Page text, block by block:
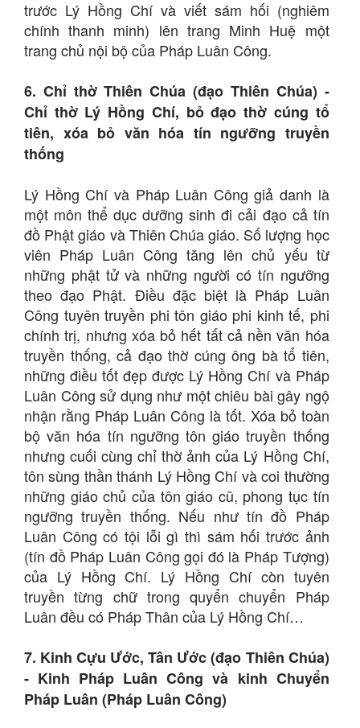
trước Lý Hồng Chí và viết sám hối (nghiêm
chính thanh minh) lên trang Minh Huệ một
trang chủ nội bộ của Pháp Luân Công.
6. Chỉ thờ Thiên Chúa (đạo Thiên Chúa) -
Chỉ thờ Lý Hồng Chí, bỏ đạo thờ cúng tổ
tiên, xóa bỏ văn hóa tín ngưỡng truyền
thống
Lý Hồng Chí và Pháp Luân Công giả danh là
một môn thể dục dưỡng sinh đi cải đạo cả tín
đồ Phật giáo và Thiên Chúa giáo. Số lượng học
viên Pháp Luân Công tăng lên chủ yếu từ
những phật tử và những người có tín ngưỡng
theo đạo Phật. Điều đặc biệt là Pháp Luân
Công tuyên truyền phi tôn giáo phi kinh tế, phi
chính trị, nhưng xóa bỏ hết tất cả nền văn hóa
truyền thống, cả đạo thờ cúng ông bà tổ tiên,
những điều tốt đẹp được Lý Hồng Chí và Pháp
Luân Công sử dụng như một chiêu bài gây ngộ
nhận rằng Pháp Luân Công là tốt. Xóa bỏ toàn
bộ văn hóa tín ngưỡng tôn giáo truyền thống
nhưng cuối cùng chỉ thờ ảnh của Lý Hồng Chí,
tôn sùng thần thánh Lý Hồng Chí và coi thường
những giáo chủ của tôn giáo cũ, phong tục tín
ngưỡng truyền thống. Nếu như tín đồ Pháp
Luân Công có tội lỗi gì thì sám hối trước ảnh
(tín đồ Pháp Luân Công gọi đó là Pháp Tượng)
của Lý Hồng Chí. Lý Hồng Chí còn tuyên
truyền từng chữ trong quyển chuyển Pháp
Luân đều có Pháp Thân của Lý Hồng Chí…
7. Kinh Cựu Ước, Tân Ước (đạo Thiên Chúa)
- Kinh Pháp Luân Công và kinh Chuyển
Pháp Luân (Pháp Luân Công)